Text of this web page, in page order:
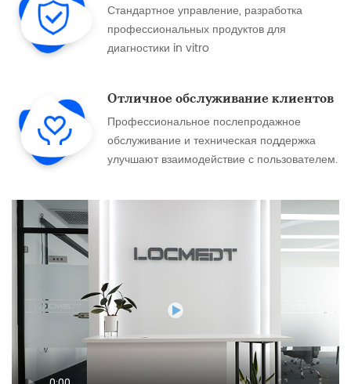
Стандартное управление, разработка
профессиональных продуктов для
диагностики in vitro
Отличное обслуживание клиентов
Профессиональное послепродажное
обслуживание и техническая поддержка
улучшают взаимодействие с пользователем.